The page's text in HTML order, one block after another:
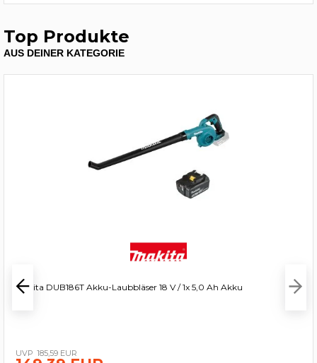
Top Produkte
AUS DEINER KATEGORIE
Makita DUB186T Akku-Laubbläser 18 V / 1x 5,0 Ah Akku
185,59 EUR